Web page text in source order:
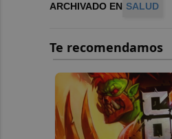
ARCHIVADO EN SALUD